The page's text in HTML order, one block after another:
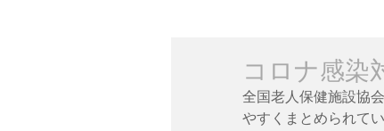
コロナ感染
全国老人保健施設協
やすくまとめられて